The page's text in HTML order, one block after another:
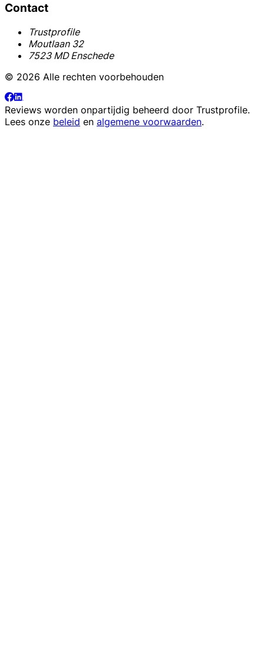
Contact
Trustprofile
Moutlaan 32
7523 MD Enschede
© 2026 Alle rechten voorbehouden
Reviews worden onpartijdig beheerd door Trustprofile.
Lees onze beleid en algemene voorwaarden.